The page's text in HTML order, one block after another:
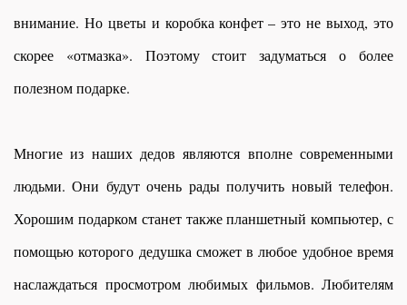
внимание. Но цветы и коробка конфет – это не выход, это
скорее «отмазка». Поэтому стоит задуматься о более
полезном подарке.
Многие из наших дедов являются вполне современными
людьми. Они будут очень рады получить новый телефон.
Хорошим подарком станет также планшетный компьютер, с
помощью которого дедушка сможет в любое удобное время
наслаждаться просмотром любимых фильмов. Любителям